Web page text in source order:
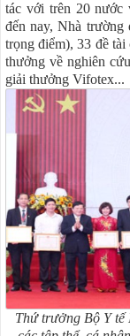
tác với trên 20 nước
đến nay, Nhà trường
trọng điểm), 33 đề tài
thưởng về nghiên
giải thưởng Vifotex...
Thứ trưởng Bộ Y tế